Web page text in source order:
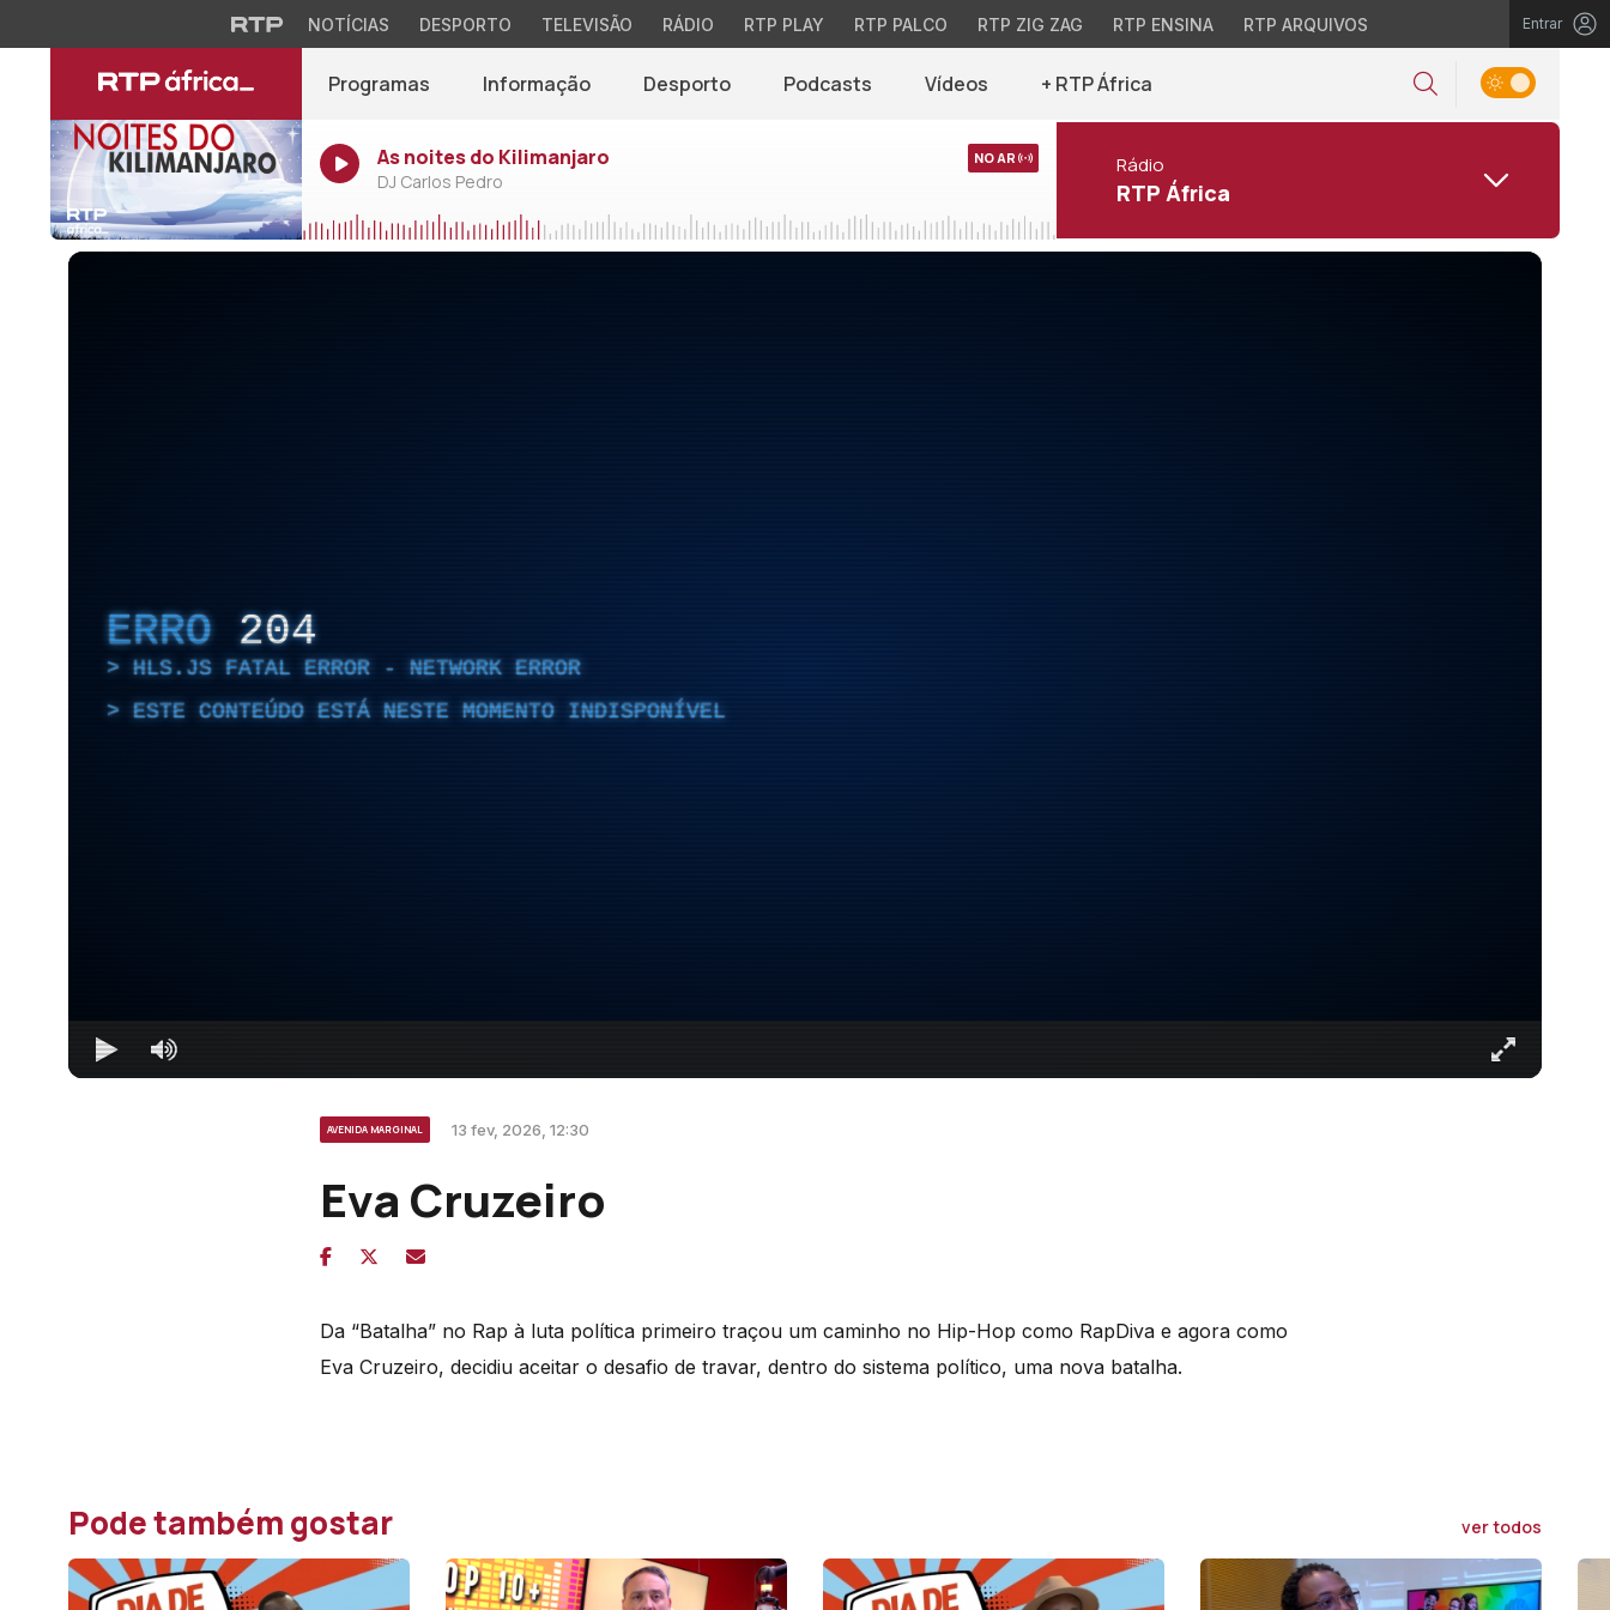
NOTÍCIAS DESPORTO TELEVISÃO RÁDIO RTP PLAY RTP PALCO RTP ZIG ZAG RTP ENSINA RTP ARQUIVOS Entrar
Programas Informação Desporto Podcasts Vídeos + RTP África
As noites do Kilimanjaro
DJ Carlos Pedro
NO AR Rádio
RTP África
ERRO 204
HLS.JS FATAL ERROR - NETWORK ERROR
ESTE CONTEÚDO ESTÁ NESTE MOMENTO INDISPONÍVEL
AVENIDA MARGINAL 13 fev, 2026, 12:30
Eva Cruzeiro
Da “Batalha” no Rap à luta política primeiro traçou um caminho no Hip-Hop como RapDiva e agora como
Eva Cruzeiro, decidiu aceitar o desafio de travar, dentro do sistema político, uma nova batalha.
Pode também gostar ver todos